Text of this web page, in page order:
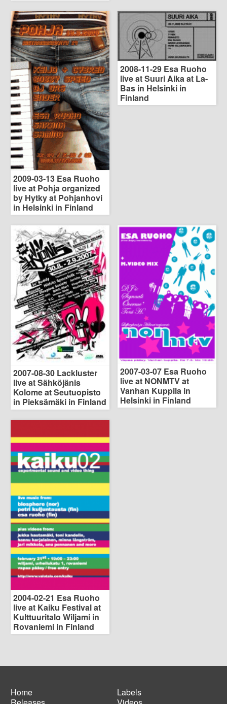
2009-03-13 Esa Ruoho
live at Pohja organized
by Hytky at Pohjanhovi
in Helsinki in Finland
2008-11-29 Esa Ruoho
live at Suuri Aika at La-
Bas in Helsinki in
Finland
2007-08-30 Lackluster
live at Sähköjänis
Kolome at Seutuopisto
in Pieksämäki in Finland
2007-03-07 Esa Ruoho
live at NONMTV at
Vanhan Kuppila in
Helsinki in Finland
2004-02-21 Esa Ruoho
live at Kaiku Festival at
Kulttuuritalo Wiljami in
Rovaniemi in Finland
Home
Labels